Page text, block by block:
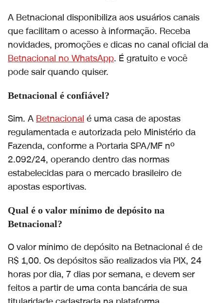
A Betnacional disponibiliza aos usuários canais
que facilitam o acesso à informação. Receba
novidades, promoções e dicas no canal oficial da
Betnacional no WhatsApp. É gratuito e você
pode sair quando quiser.
Betnacional é confiável?
Sim. A Betnacional é uma casa de apostas
regulamentada e autorizada pelo Ministério da
Fazenda, conforme a Portaria SPA/MF nº
2.092/24, operando dentro das normas
estabelecidas para o mercado brasileiro de
apostas esportivas.
Qual é o valor mínimo de depósito na
Betnacional?
O valor mínimo de depósito na Betnacional é de
R$ 1,00. Os depósitos são realizados via PIX, 24
horas por dia, 7 dias por semana, e devem ser
feitos a partir de uma conta bancária de sua